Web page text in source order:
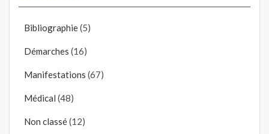
Bibliographie(5)
Démarches (16)
Manifestations (67)
Médical (48)
Non classé(12)